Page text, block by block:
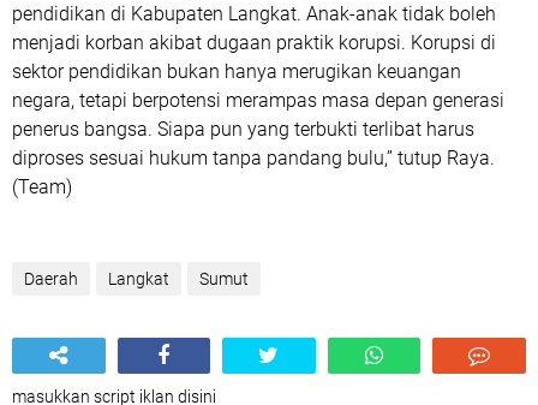
pendidikan di Kabupaten Langkat. Anak-anak tidak boleh
menjadi korban akibat dugaan praktik korupsi. Korupsi di
sektor pendidikan bukan hanya merugikan keuangan
negara, tetapi berpotensi merampas masa depan generasi
penerus bangsa. Siapa pun yang terbukti terlibat harus
diproses sesuai hukum tanpa pandang bulu,” tutup Raya.
(Team)
Daerah Langkat Sumut
masukkan script iklan disini